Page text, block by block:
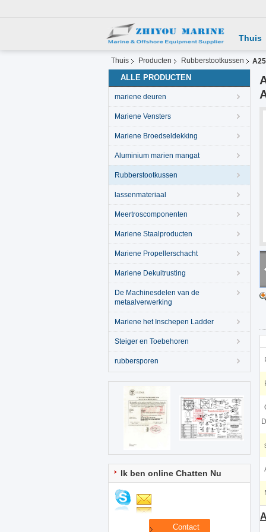
Thuis
Thuis Producten Rubberstootkussen
ALLE PRODUCTEN
mariene deuren
Mariene Vensters
Mariene Broedseldekking
Aluminium marien mangat
Rubberstootkussen
lassenmateriaal
Meertroscomponenten
Mariene Staalproducten
Mariene Propellerschacht
Mariene Dekuitrusting
De Machinesdelen van de
metaalverwerking
Mariene het Inschepen Ladder
Steiger en Toebehoren
rubbersporen
Ik ben online Chatten Nu